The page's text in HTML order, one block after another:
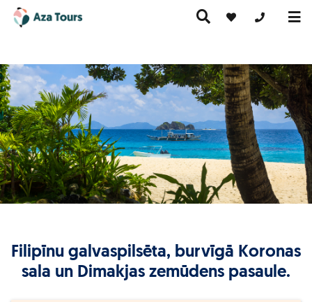
+371
ceļojumi
Ceļojumi
pa Eiropu
(ar
lidmašīnu)
Karstie
piedāvājumi
Filipīnu galvaspilsēta, burvīgā Koronas
sala un Dimakjas zemūdens pasaule.